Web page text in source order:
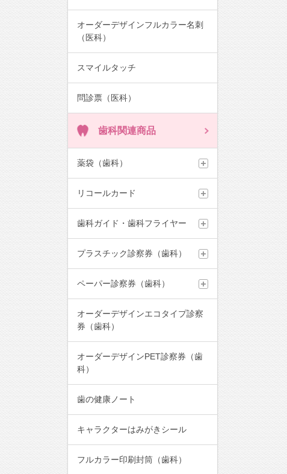
オーダーデザインフルカラー名刺
（医科）
スマイルタッチ
問診票（医科）
歯科関連商品
薬袋（歯科）
リコールカード
歯科ガイド・歯科フライヤー
プラスチック診察券（歯科）
ペーパー診察券（歯科）
オーダーデザインエコタイプ診察
券（歯科）
オーダーデザインPET診察券（歯
科）
歯の健康ノート
キャラクターはみがきシール
フルカラー印刷封筒（歯科）